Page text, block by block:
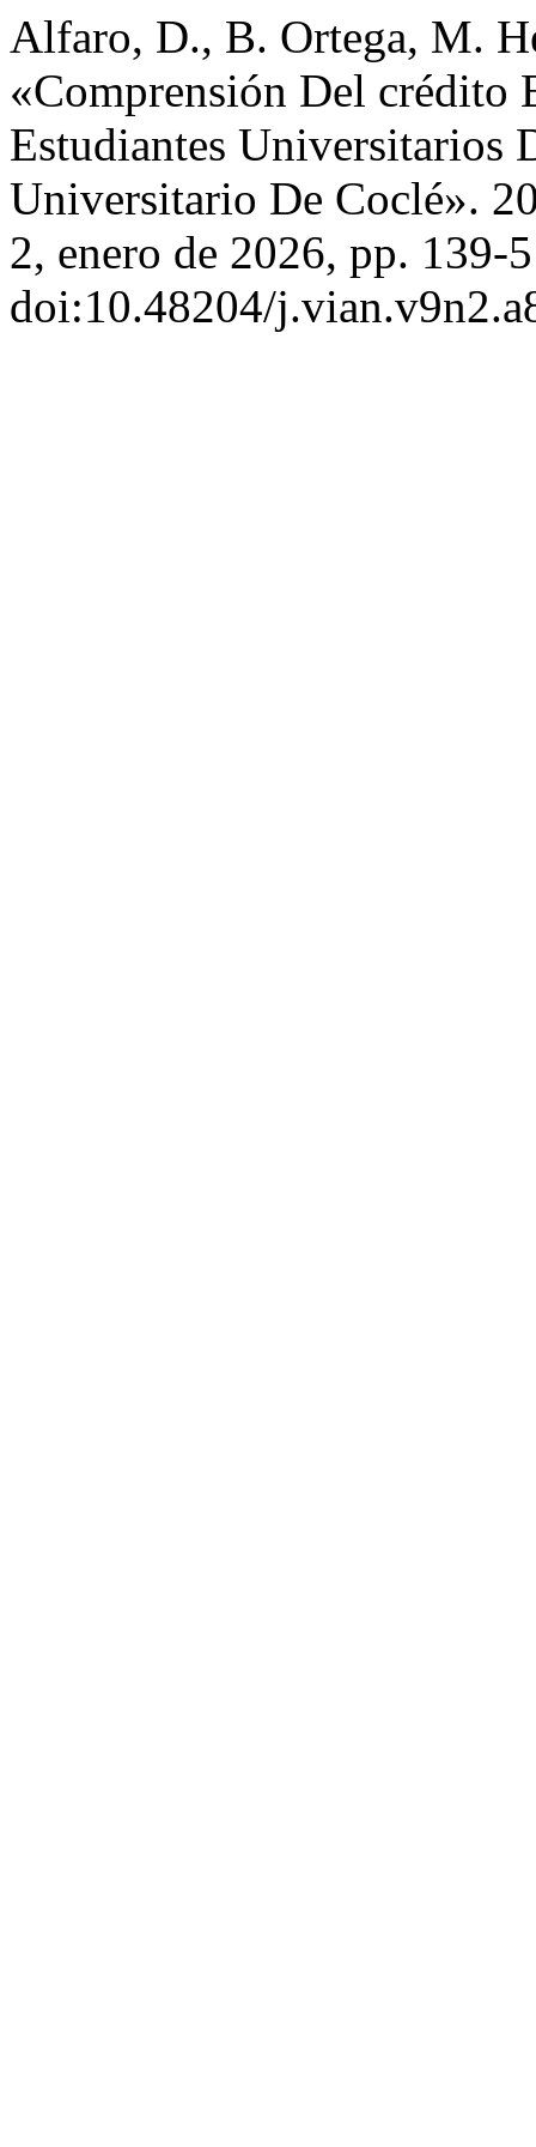
Alfaro, D., B. Ortega, M.
«Comprensión Del
Estudiantes Universitarios
Universitario De Coclé».
2, enero de 2026, pp. 139-
doi:10.48204/